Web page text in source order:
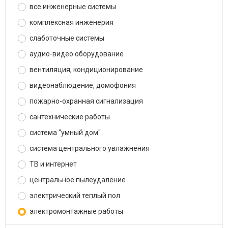
все инженерные системы
комплексная инженерия
слаботочные системы
аудио-видео оборудование
вентиляция, кондиционирование
видеонаблюдение, домофония
пожарно-охранная сигнализация
сантехнические работы
система "умный дом"
система центрального увлажнения
ТВ и интернет
центральное пылеудаление
электрический теплый пол
электромонтажные работы